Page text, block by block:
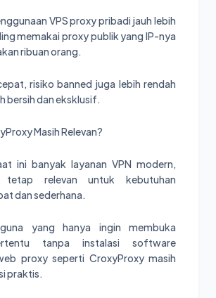
VPS proxy pribadi jauh lebih
memakai proxy publik yang IP-nya
ribuan orang.
risiko banned juga lebih rendah
bersih dan eksklusif.
Masih Relevan?
ini banyak layanan VPN modern,
tetap relevan untuk kebutuhan
dan sederhana.
yang hanya ingin membuka
tanpa instalasi software
proxy seperti CroxyProxy masih
praktis.